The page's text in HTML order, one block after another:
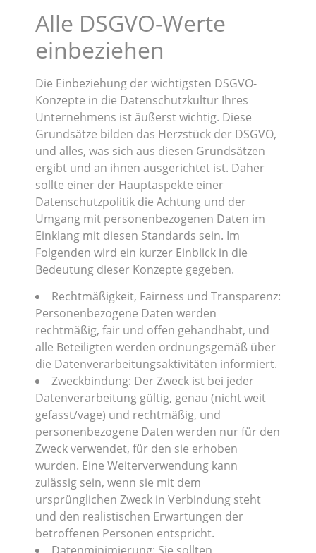
Alle DSGVO-Werte
einbeziehen
Die Einbeziehung der wichtigsten DSGVO-
Konzepte in die Datenschutzkultur Ihres
Unternehmens ist äußerst wichtig. Diese
Grundsätze bilden das Herzstück der DSGVO,
und alles, was sich aus diesen Grundsätzen
ergibt und an ihnen ausgerichtet ist. Daher
sollte einer der Hauptaspekte einer
Datenschutzpolitik die Achtung und der
Umgang mit personenbezogenen Daten im
Einklang mit diesen Standards sein. Im
Folgenden wird ein kurzer Einblick in die
Bedeutung dieser Konzepte gegeben.
Rechtmäßigkeit, Fairness und Transparenz:
Personenbezogene Daten werden
rechtmäßig, fair und offen gehandhabt, und
alle Beteiligten werden ordnungsgemäß über
die Datenverarbeitungsaktivitäten informiert.
Zweckbindung: Der Zweck ist bei jeder
Datenverarbeitung gültig, genau (nicht weit
gefasst/vage) und rechtmäßig, und
personenbezogene Daten werden nur für den
Zweck verwendet, für den sie erhoben
wurden. Eine Weiterverwendung kann
zulässig sein, wenn sie mit dem
ursprünglichen Zweck in Verbindung steht
und den realistischen Erwartungen der
betroffenen Personen entspricht.